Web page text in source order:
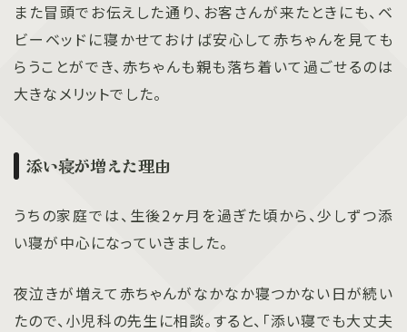
また冒頭でお伝えした通り、お客さんが来たときにも、ベ
ビーベッドに寝かせておけば安心して赤ちゃんを見ても
らうことができ、赤ちゃんも親も落ち着いて過ごせるのは
大きなメリットでした。
添い寝が増えた理由
うちの家庭では、生後2ヶ月を過ぎた頃から、少しずつ添
い寝が中心になっていきました。
夜泣きが増えて赤ちゃんがなかなか寝つかない日が続い
たので、小児科の先生に相談。すると、「添い寝でも大丈夫